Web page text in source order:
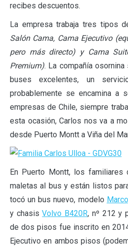
recibes descuentos.
La empresa trabaja tres tipos
Salón Cama, Cama Ejecutivo
pero más directo) y Cama
Premium). La compañía
buses excelentes, un
probablemente se encamina a
empresas de Chile, siempre
esta ocasión, Carlos nos va a
desde Puerto Montt a Viña del
En Puerto Montt, los familiares
maletas al bus y están listos
tocó un bus nuevo, modelo
y chasisVolvo B420R, nº 212 y
de dos pisos fue inscrito en
Ejecutivo en ambos pisos